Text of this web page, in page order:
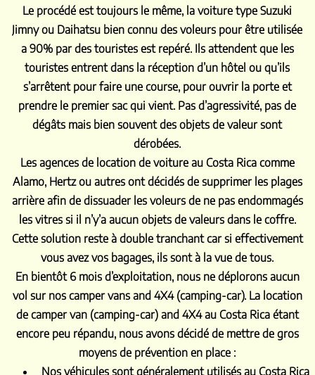
Le procédé est toujours le même, la voiture type Suzuki
Jimny ou Daihatsu bien connu des voleurs pour être utilisée
a 90% par des touristes est repéré. Ils attendent que les
touristes entrent dans la réception d’un hôtel ou qu’ils
s’arrêtent pour faire une course, pour ouvrir la porte et
prendre le premier sac qui vient. Pas d’agressivité, pas de
dégâts mais bien souvent des objets de valeur sont
dérobées.
Les agences de location de voiture au Costa Rica comme
Alamo, Hertz ou autres ont décidés de supprimer les plages
arrière afin de dissuader les voleurs de ne pas endommagés
les vitres si il n’y’a aucun objets de valeurs dans le coffre.
Cette solution reste à double tranchant car si effectivement
vous avez vos bagages, ils sont à la vue de tous.
En bientôt 6 mois d’exploitation, nous ne déplorons aucun
vol sur nos camper vans and 4X4 (camping-car). La location
de camper van (camping-car) and 4X4 au Costa Rica étant
encore peu répandu, nous avons décidé de mettre de gros
moyens de prévention en place :
Nos véhicules sont généralement utilisés au Costa Rica